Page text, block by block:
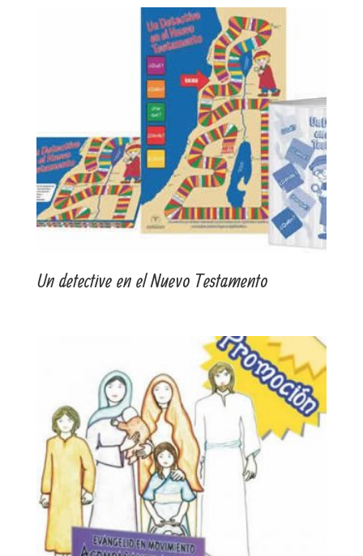
Un detective en el Nuevo Testamento